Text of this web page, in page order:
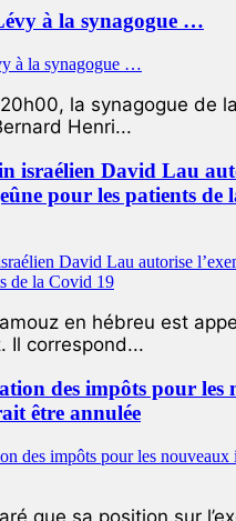
à la synagogue …
la synagogue de
Henri...
israélien David Lau
pour les patients de
en hébreu est
Il correspond...
des impôts pour les
être annulée
que sa position sur